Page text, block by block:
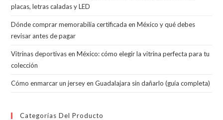
placas, letras caladas y LED
Dónde comprar memorabilia certificada en México y qué debes
revisar antes de pagar
Vitrinas deportivas en México: cómo elegir la vitrina perfecta para tu
colección
Cómo enmarcar un jersey en Guadalajara sin dañarlo (guía completa)
Categorías Del Producto